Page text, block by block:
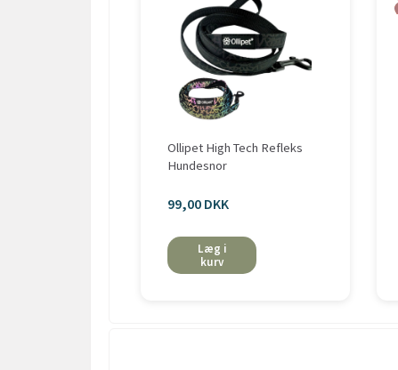
Ollipet High Tech Refleks
Hundesnor
99,00 DKK
Læg i
kurv